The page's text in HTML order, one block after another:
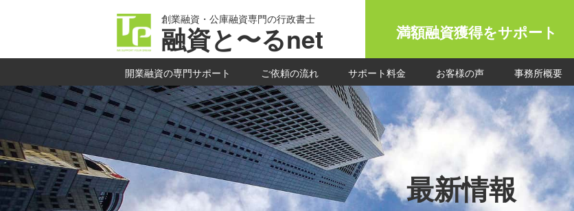
創業融資・公庫融資専門の行政書士
融資と〜るnet 満額融資獲得をサポート
開業融資の専門サポート ご依頼の流れ サポート料金 お客様の声 事務所概要
最新情報